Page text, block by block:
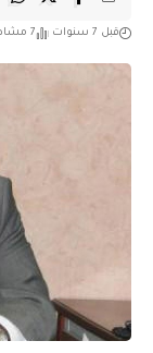
قبل 7 سنوات 7 مشاهدات